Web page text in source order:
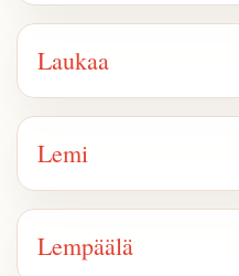
Laukaa
Lemi
Lempäälä